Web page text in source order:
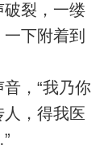
破裂，一缕
下附着到
，“我乃你
，得我医